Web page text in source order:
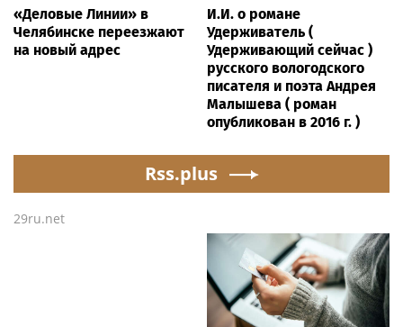
«Деловые Линии» в
Челябинске переезжают
на новый адрес
И.И. о романе
Удерживатель (
Удерживающий сейчас )
русского вологодского
писателя и поэта Андрея
Малышева ( роман
опубликован в 2016 г. )
Rss.plus
29ru.net